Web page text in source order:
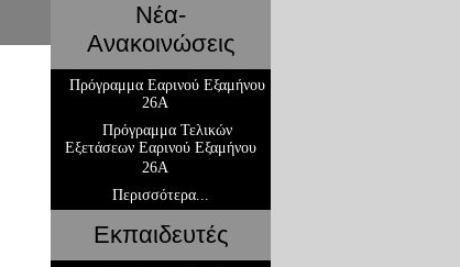
Νέα-
Ανακοινώσεις
Πρόγραμμα Εαρινού Εξαμήνου
26Α
Πρόγραμμα Τελικών
Εξετάσεων Εαρινού Εξαμήνου
26Α
Περισσότερα...
Εκπαιδευτές